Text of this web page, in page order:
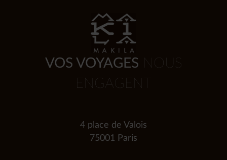
VOS VOYAGES NOUS
ENGAGENT
4 place de Valois
75001 Paris